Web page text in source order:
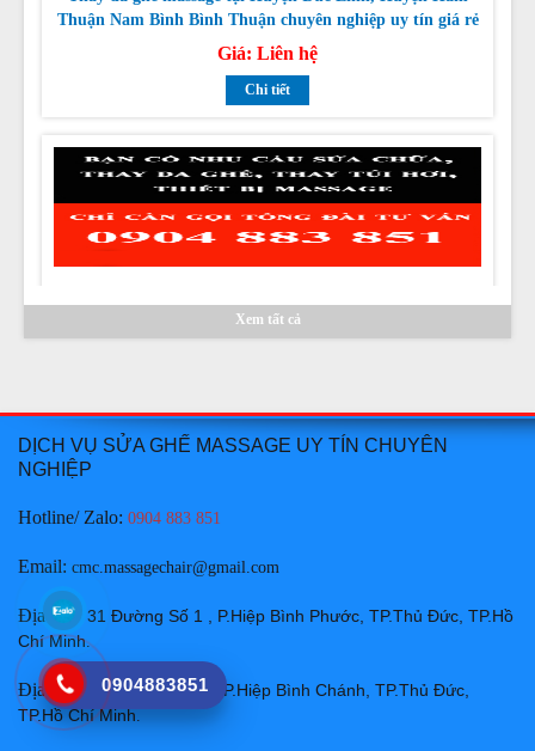
Chi tiết
Thay da ghế massage tại Huyện Tuy Phong, Huyện Bắc
Bình Bình Thuận chuyên nghiệp uy tín giá rẻ nhất
Chi tiết
Thay da ghế massage tại Huyện Hàm Thuận Bắc Bình
Giá:Liên hệ
Chi tiết
Xem tất cả
0904883851
DỊCH VỤ SỬA GHẾ MASSAGE UY TÍN CHUYÊN
NGHIỆP
Hotline/ Zalo: 0904 883 851
Email: cmc.massagechair@gmail.com
Địa chỉ:
31 Đường Số 1 , P.Hiệp Bình Phước, TP.Thủ Đức, TP.Hồ
Chí Minh.
Địa chỉ:
59/13 Hiệp Bình , P.Hiệp Bình Chánh, TP.Thủ Đức,
TP.Hồ Chí Minh.